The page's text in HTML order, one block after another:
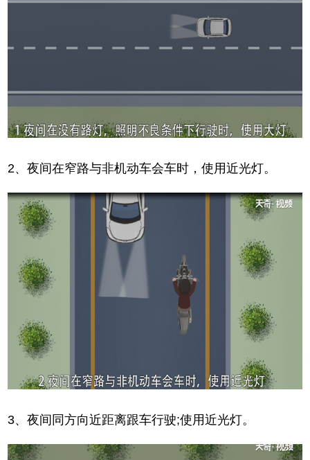
2、夜间在窄路与非机动车会车时，使用近光灯。
3、夜间同方向近距离跟车行驶;使用近光灯。